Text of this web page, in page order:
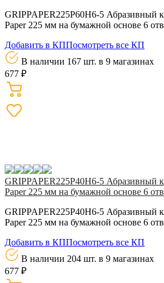
GRIPPAPER225P60H6-5 Абразивный
Paper 225 мм на бумажной основе 6
Добавить в КППосмотреть все КП
В наличии 167 шт. в 9 магазинах
677 ₽
GRIPPAPER225P40H6-5 Абразивный
Paper 225 мм на бумажной основе 6
GRIPPAPER225P40H6-5 Абразивный
Paper 225 мм на бумажной основе 6
Добавить в КППосмотреть все КП
В наличии 204 шт. в 9 магазинах
677 ₽